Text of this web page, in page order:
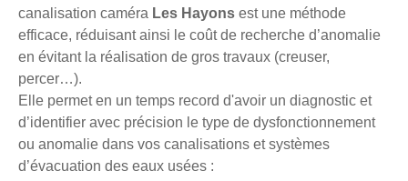
canalisation caméra Les Hayons est une méthode
efficace, réduisant ainsi le coût de recherche d’anomalie
en évitant la réalisation de gros travaux (creuser,
percer…).
Elle permet en un temps record d'avoir un diagnostic et
d’identifier avec précision le type de dysfonctionnement
ou anomalie dans vos canalisations et systèmes
d’évacuation des eaux usées :